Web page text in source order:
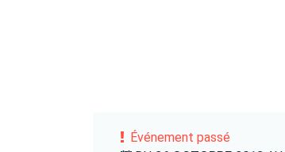
Événement passé